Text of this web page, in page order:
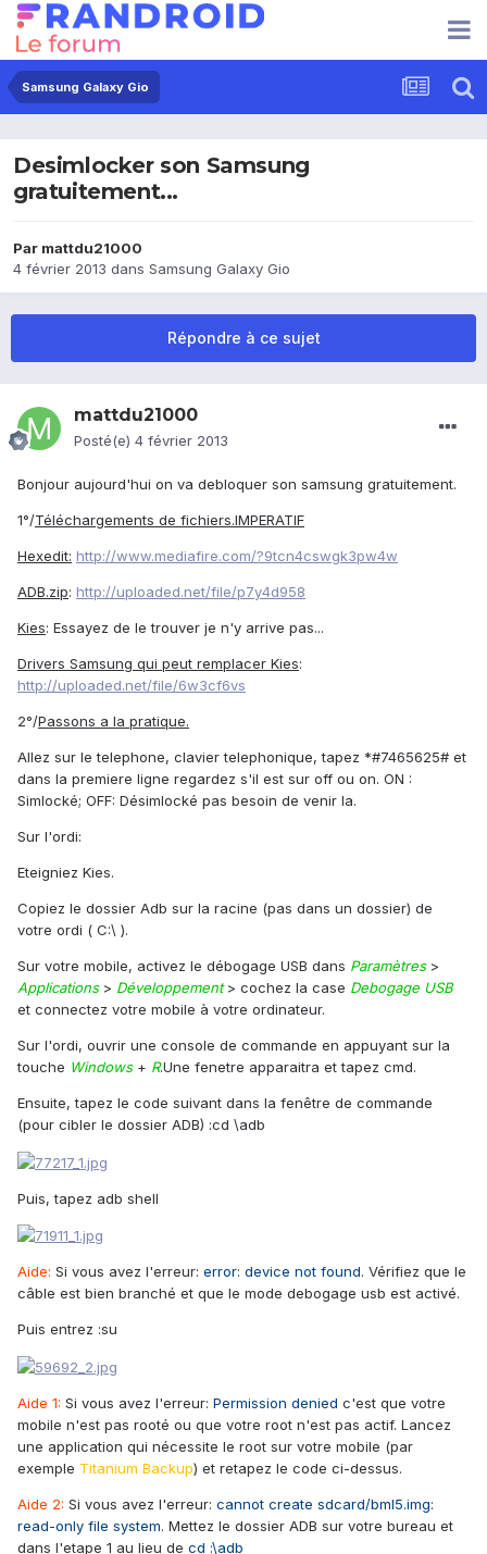
Samsung Galaxy Gio
Desimlocker son Samsung
gratuitement...
Par mattdu21000
4 février 2013 dans Samsung Galaxy Gio
Répondre à ce sujet
mattdu21000
Posté(e) 4 février 2013
Bonjour aujourd'hui on va debloquer son samsung gratuitement.
1°/Téléchargements de fichiers.IMPERATIF
Hexedit: http://www.mediafire.com/?9tcn4cswgk3pw4w
ADB.zip: http://uploaded.net/file/p7y4d958
Kies: Essayez de le trouver je n'y arrive pas...
Drivers Samsung qui peut remplacer Kies:
http://uploaded.net/file/6w3cf6vs
2°/Passons a la pratique.
Allez sur le telephone, clavier telephonique, tapez *#7465625# et
dans la premiere ligne regardez s'il est sur off ou on. ON :
Simlocké; OFF: Désimlocké pas besoin de venir la.
Sur l'ordi:
Eteigniez Kies.
Copiez le dossier Adb sur la racine (pas dans un dossier) de
votre ordi ( C:\ ).
Sur votre mobile, activez le débogage USB dans Paramètres>
Applications> Développement> cochez la case Debogage USB
et connectez votre mobile à votre ordinateur.
Sur l'ordi, ouvrir une console de commande en appuyant sur la
touche Windows+ R.Une fenetre apparaitra et tapez cmd.
Ensuite, tapez le code suivant dans la fenêtre de commande
(pour cibler le dossier ADB) :cd \adb
Puis, tapez adb shell
Aide: Si vous avez l'erreur: error: device not found. Vérifiez que le
câble est bien branché et que le mode debogage usb est activé.
Puis entrez :su
Aide 1: Si vous avez l'erreur: Permission denied c'est que votre
mobile n'est pas rooté ou que votre root n'est pas actif. Lancez
une application qui nécessite le root sur votre mobile (par
exemple Titanium Backup) et retapez le code ci-dessus.
Aide 2: Si vous avez l'erreur: cannot create sdcard/bml5.img:
read-only file system. Mettez le dossier ADB sur votre bureau et
dans l'etape 1 au lieu de cd :\adb